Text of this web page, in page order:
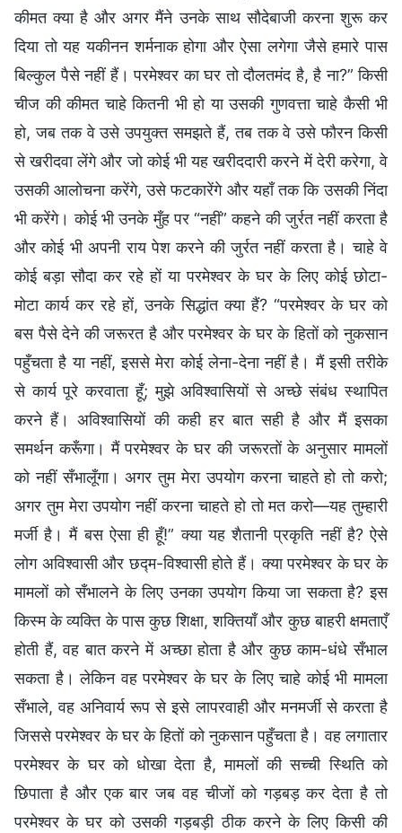
कीमत क्या है और अगर मैंने उनके साथ सौदेबाजी करना शुरू कर
दिया तो यह यकीनन शर्मनाक होगा और ऐसा लगेगा जैसे हमारे पास
बिल्कुल पैसे नहीं हैं। परमेश्वर का घर तो दौलतमंद है, है ना?” किसी
चीज की कीमत चाहे कितनी भी हो या उसकी गुणवत्ता चाहे कैसी भी
हो, जब तक वे उसे उपयुक्त समझते हैं, तब तक वे उसे फौरन किसी
से खरीदवा लेंगे और जो कोई भी यह खरीददारी करने में देरी करेगा, वे
उसकी आलोचना करेंगे, उसे फटकारेंगे और यहाँ तक कि उसकी निंदा
भी करेंगे। कोई भी उनके मुँह पर “नहीं” कहने की जुर्रत नहीं करता है
और कोई भी अपनी राय पेश करने की जुर्रत नहीं करता है। चाहे वे
कोई बड़ा सौदा कर रहे हों या परमेश्वर के घर के लिए कोई छोटा-
मोटा कार्य कर रहे हों, उनके सिद्धांत क्या हैं? “परमेश्वर के घर को
बस पैसे देने की जरूरत है और परमेश्वर के घर के हितों को नुकसान
पहुँचता है या नहीं, इससे मेरा कोई लेना-देना नहीं है। मैं इसी तरीके
से कार्य पूरे करवाता हूँ; मुझे अविश्वासियों से अच्छे संबंध स्थापित
करने हैं। अविश्वासियों की कही हर बात सही है और मैं इसका
समर्थन करूँगा। मैं परमेश्वर के घर की जरूरतों के अनुसार मामलों
को नहीं सँभालूँगा। अगर तुम मेरा उपयोग करना चाहते हो तो करो;
अगर तुम मेरा उपयोग नहीं करना चाहते हो तो मत करो—यह तुम्हारी
मर्जी है। मैं बस ऐसा ही हूँ!” क्या यह शैतानी प्रकृति नहीं है? ऐसे
लोग अविश्वासी और छद्म-विश्वासी होते हैं। क्या परमेश्वर के घर के
मामलों को सँभालने के लिए उनका उपयोग किया जा सकता है? इस
किस्म के व्यक्ति के पास कुछ शिक्षा, शक्तियाँ और कुछ बाहरी क्षमताएँ
होती हैं, वह बात करने में अच्छा होता है और कुछ काम-धंधे सँभाल
सकता है। लेकिन वह परमेश्वर के घर के लिए चाहे कोई भी मामला
सँभाले, वह अनिवार्य रूप से इसे लापरवाही और मनमर्जी से करता है
जिससे परमेश्वर के घर के हितों को नुकसान पहुँचता है। वह लगातार
परमेश्वर के घर को धोखा देता है, मामलों की सच्ची स्थिति को
छिपाता है और एक बार जब वह चीजों को गड़बड़ कर देता है तो
परमेश्वर के घर को उसकी गड़बड़ी ठीक करने के लिए किसी की